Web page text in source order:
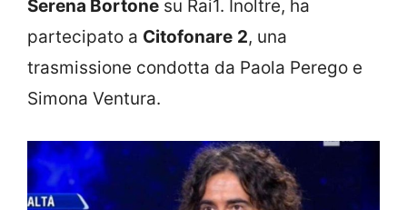
Serena Bortone su Rai1. Inoltre, ha
partecipato a Citofonare 2, una
trasmissione condotta da Paola Perego e
Simona Ventura.